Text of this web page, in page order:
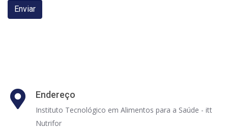
Enviar
Endereço
Instituto Tecnológico em Alimentos para a Saúde - itt
Nutrifor